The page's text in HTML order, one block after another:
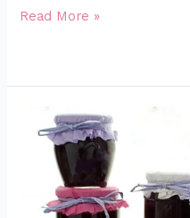
Read More »
Confettura
fragola
Bianca